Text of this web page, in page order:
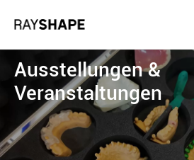
Ausstellungen &
Veranstaltungen